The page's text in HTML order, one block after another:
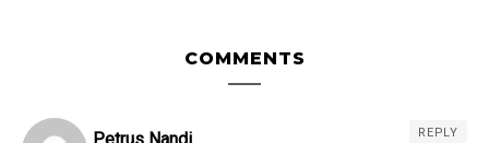
COMMENTS
REPLY